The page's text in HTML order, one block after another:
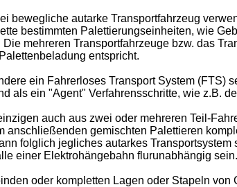
bewegliche autarke Transportfahrzeug
bestimmten Palettierungseinheiten, wie
mehreren Transportfahrzeuge bzw. das
entspricht.
ein Fahrerloses Transport System
als ein "Agent" Verfahrensschritte, wie z.B.
auch aus zwei oder mehreren Teil-
gemischten Palettieren
folglich jegliches autarkes
einer Elektrohängebahn flurunabhängig sein.
oder kompletten Lagen oder Stapeln